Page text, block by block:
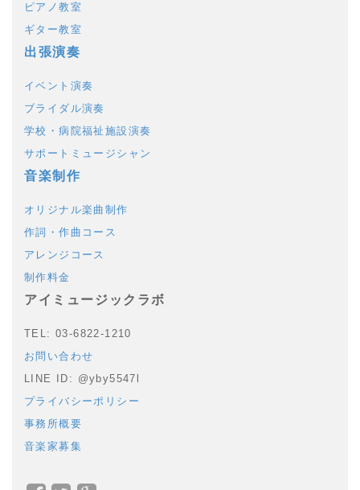
ピアノ教室
ギター教室
出張演奏
イベント演奏
ブライダル演奏
学校・病院福祉施設演奏
サポートミュージシャン
音楽制作
オリジナル楽曲制作
作詞・作曲コース
アレンジコース
制作料金
アイミュージックラボ
TEL: 03-6822-1210
お問い合わせ
LINE ID: @yby5547l
プライバシーポリシー
事務所概要
音楽家募集